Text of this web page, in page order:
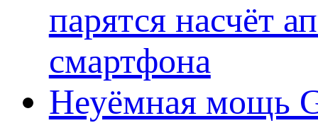
парятся насчёт
смартфона
Неуёмная мощь